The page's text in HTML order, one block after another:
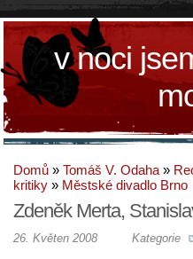
v noci
Domů » Tomáš V. Odaha »
kritiky » Městské divadlo Brno
Zdeněk Merta,
Kategorie
26. Květen 2008